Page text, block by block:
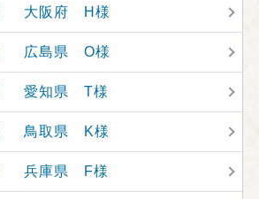
】 大阪府 H様
】 広島県 O様
】 愛知県 T様
】 鳥取県 K様
】 兵庫県 F様